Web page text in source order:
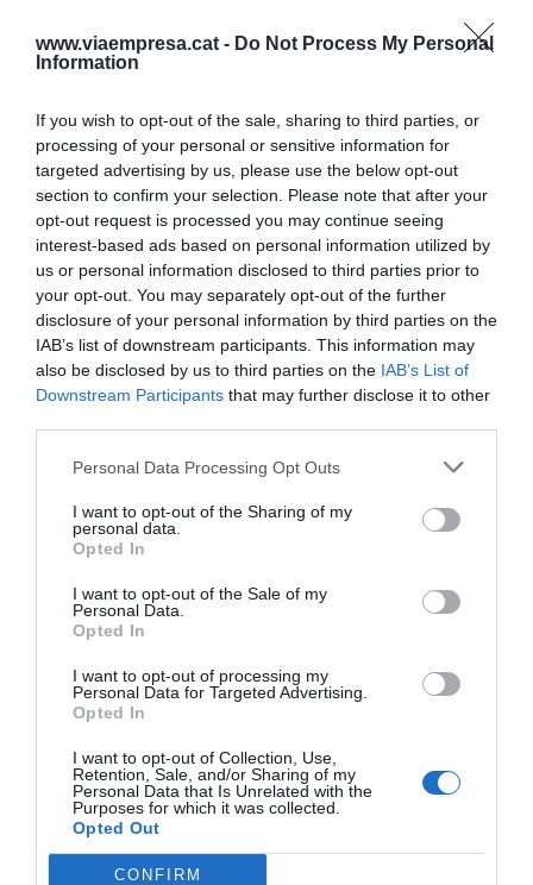
www.viaempresa.cat - Do Not Process My Personal
Information
If you wish to opt-out of the sale, sharing to third parties, or
processing of your personal or sensitive information for
targeted advertising by us, please use the below opt-out
section to confirm your selection. Please note that after your
opt-out request is processed you may continue seeing
interest-based ads based on personal information utilized by
us or personal information disclosed to third parties prior to
your opt-out. You may separately opt-out of the further
disclosure of your personal information by third parties on the
IAB’s list of downstream participants. This information may
also be disclosed by us to third parties on the IAB’s List of
Downstream Participants that may further disclose it to other
Personal Data Processing Opt Outs
I want to opt-out of the Sharing of my
personal data.
Opted In
I want to opt-out of the Sale of my
Personal Data.
Opted In
I want to opt-out of processing my
Personal Data for Targeted Advertising.
Opted In
I want to opt-out of Collection, Use,
Retention, Sale, and/or Sharing of my
Personal Data that Is Unrelated with the
Purposes for which it was collected.
Opted Out
CONFIRM
Després de tancar el 2022 amb dos productes
prototipats i d’haver participat en més de 12 fires
va començar el 2023 consolidant quatre
productes i participant en set fires més de forma
individual. “Ara em trobo en una fase de testejar i
exposar el producte per tal de consolidar la meva
fase de creació”, assenyala. De fet, recentment ha
accedit amb els seus productes aLaZona, una
botiga en línia d’economia solidària on també
s’està donant a conèixer.
Ver esta publicación en Instagram